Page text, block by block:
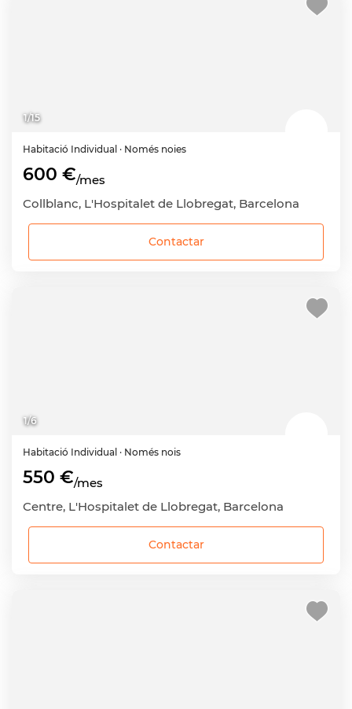
1/15
Habitació Individual · Només noies
600 €/mes
Collblanc, L'Hospitalet de Llobregat, Barcelona
Contactar
1/6
Habitació Individual · Només nois
550 €/mes
Centre, L'Hospitalet de Llobregat, Barcelona
Contactar